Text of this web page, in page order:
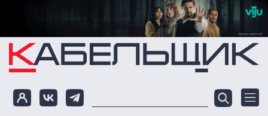
Перейти к основному содержанию